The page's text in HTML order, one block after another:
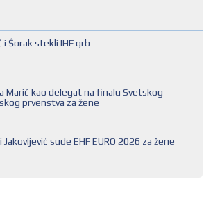
i Šorak stekli IHF grb
Marić kao delegat na finalu Svetskog
prvenstva za žene
sude EHF EURO 2026 za žene